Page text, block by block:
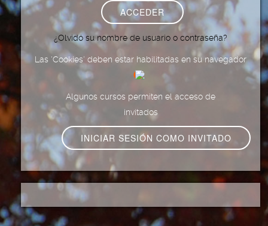
¿Olvidó su nombre de usuario o contraseña?
Las 'Cookies' deben estar habilitadas en su navegador
Algunos cursos permiten el acceso de
invitados